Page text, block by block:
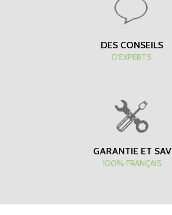
DES CONSEILS
D'EXPERTS
GARANTIE ET SAV
100% FRANÇAIS